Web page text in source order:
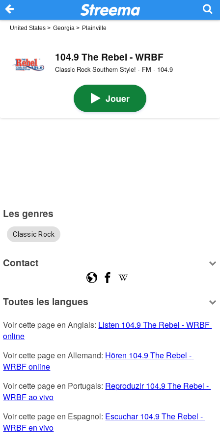
United States > Georgia > Plainville
104.9 The Rebel - WRBF
Classic Rock Southern Style! · FM · 104.9
Jouer
Les genres
Classic Rock
Contact
Toutes les langues
Voir cette page en Anglais: Listen 104.9 The Rebel - WRBF
online
Voir cette page en Allemand: Hören 104.9 The Rebel -
WRBF online
Voir cette page en Portugais: Reproduzir 104.9 The Rebel -
WRBF ao vivo
Voir cette page en Espagnol: Escuchar 104.9 The Rebel -
WRBF en vivo